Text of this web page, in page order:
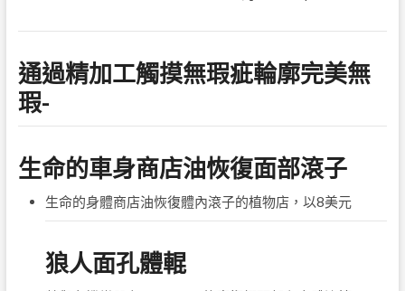
通過精加工觸摸無瑕疵輪廓完美無
瑕-
生命的車身商店油恢復面部滾子
生命的身體商店油恢復體內滾子的植物店，以8美元
狼人面孔體輥